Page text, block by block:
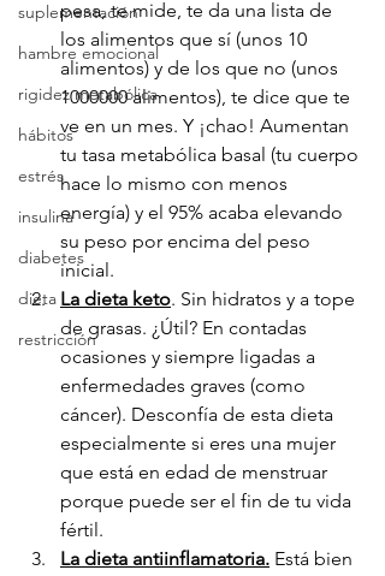
suplementación
hambre emocional
rigidez metabólica
hábitos
estrés
insulina
diabetes
dieta
restricción
pesa, te mide, te da una lista de
los alimentos que sí (unos 10
alimentos) y de los que no (unos
1000000 alimentos), te dice que te
ve en un mes. Y ¡chao! Aumentan
tu tasa metabólica basal (tu cuerpo
hace lo mismo con menos
energía) y el 95% acaba elevando
su peso por encima del peso
inicial.
La dieta keto. Sin hidratos y a tope
de grasas. ¿Útil? En contadas
ocasiones y siempre ligadas a
enfermedades graves (como
cáncer). Desconfía de esta dieta
especialmente si eres una mujer
que está en edad de menstruar
porque puede ser el fin de tu vida
fértil.
La dieta antiinflamatoria. Está bien